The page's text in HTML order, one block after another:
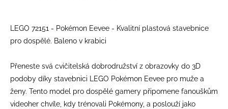
LEGO 72151 - Pokémon Eevee - Kvalitní plastová stavebnice
pro dospělé. Baleno v krabici
Přeneste svá cvičitelská dobrodružství z obrazovky do 3D
podoby díky stavebnici LEGO Pokémon Eevee pro muže a
ženy. Tento model pro dospělé gamery připomene fanouškům
videoher chvíle, kdy trénovali Pokémony, a poslouží jako